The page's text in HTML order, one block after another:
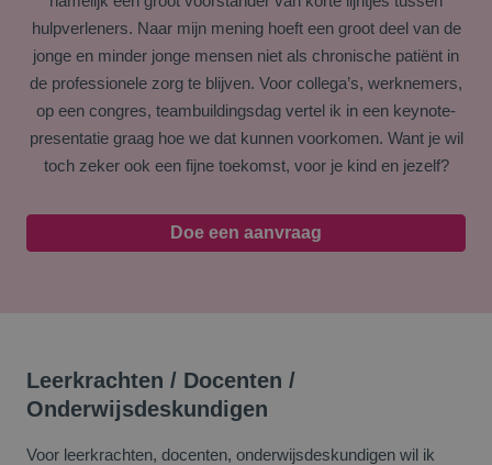
hulpverleners. Naar mijn mening hoeft een groot deel van de
jonge en minder jonge mensen niet als chronische patiënt in
de professionele zorg te blijven. Voor collega’s, werknemers,
op een congres, teambuildingsdag vertel ik in een keynote-
presentatie graag hoe we dat kunnen voorkomen. Want je wil
toch zeker ook een fijne toekomst, voor je kind en jezelf?
Doe een aanvraag
Leerkrachten / Docenten /
Onderwijsdeskundigen
Voor leerkrachten, docenten, onderwijsdeskundigen wil ik